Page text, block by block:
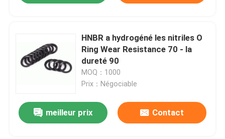
HNBR a hydrogéné les nitriles O
Ring Wear Resistance 70 - la
dureté 90
MOQ：1000
Prix：Négociable
meilleur prix Contact